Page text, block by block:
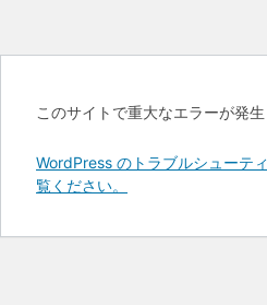
このサイトで重大なエラーが発生
WordPress のトラブルシューテ
覧ください。